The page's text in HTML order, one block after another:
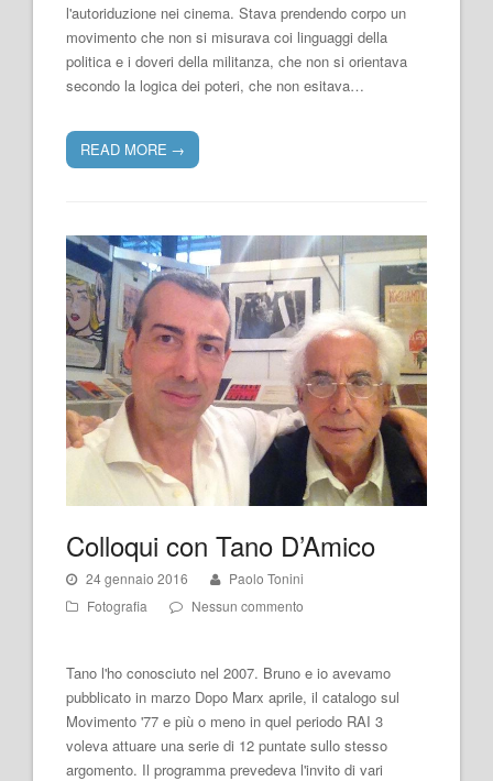
l'autoriduzione nei cinema. Stava prendendo corpo un
movimento che non si misurava coi linguaggi della
politica e i doveri della militanza, che non si orientava
secondo la logica dei poteri, che non esitava…
READ MORE →
Colloqui con Tano D’Amico
24 gennaio 2016
Paolo Tonini
Fotografia
Nessun commento
Tano l'ho conosciuto nel 2007. Bruno e io avevamo
pubblicato in marzo Dopo Marx aprile, il catalogo sul
Movimento '77 e più o meno in quel periodo RAI 3
voleva attuare una serie di 12 puntate sullo stesso
argomento. Il programma prevedeva l'invito di vari